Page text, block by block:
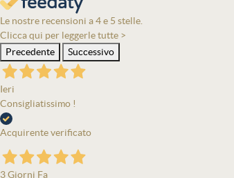
Le nostre recensioni a 4 e 5 stelle.
Clicca qui per leggerle tutte >
Precedente
Successivo
Ieri
Consigliatissimo !
Acquirente verificato
3 Giorni Fa